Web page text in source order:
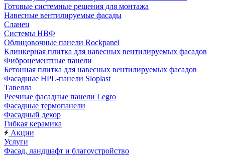
Готовые системные решения для монтажа
Навесные вентилируемые фасады
Сланец
Системы НВФ
Облицовочные панели Rockpanel
Клинкерная плитка для навесных вентилируемых фасадов
Фиброцементные панели
Бетонная плитка для навесных вентилируемых фасадов
Фасадные HPL-панели Sloplast
Тавелла
Реечные фасадные панели Legro
Фасадные термопанели
Фасадный декор
Гибкая керамика
Акции
Услуги
Фасад, ландшафт и благоустройство